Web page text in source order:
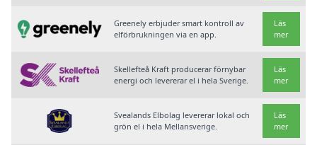
Greenely erbjuder smart kontroll av
elförbrukningen via en app.
Läs
mer
Skellefteå Kraft producerar förnybar
energi och levererar el i hela Sverige.
Läs
mer
Svealands Elbolag levererar lokal och
grön el i hela Mellansverige.
Läs
mer